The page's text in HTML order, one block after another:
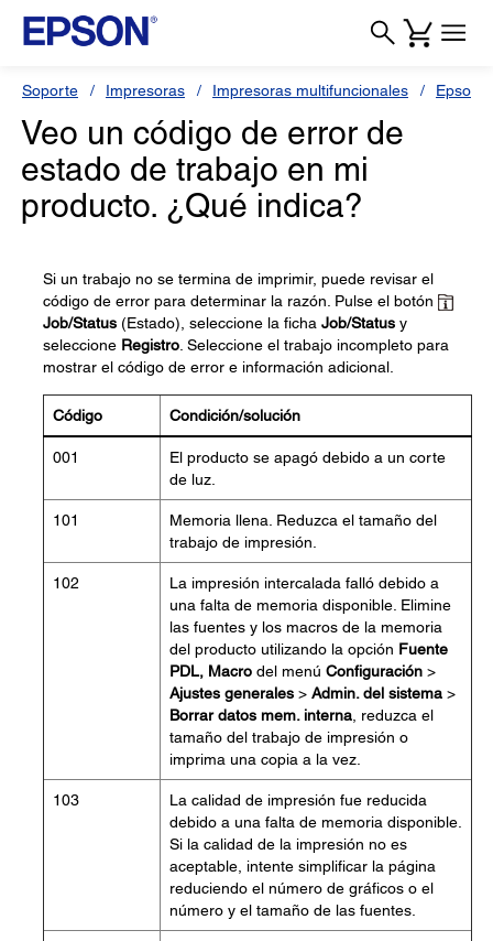
Soporte Impresoras Impresoras multifuncionales Epson
Veo un código de error de
estado de trabajo en mi
producto. ¿Qué indica?
Si un trabajo no se termina de imprimir, puede revisar el
código de error para determinar la razón. Pulse el botón
Job/Status (Estado), seleccione la ficha Job/Status y
seleccione Registro . Seleccione el trabajo incompleto para
mostrar el código de error e información adicional.
Código Condición/solución
001
El producto se apagó debido a un corte
de luz.
101
Memoria llena. Reduzca el tamaño del
trabajo de impresión.
102
La impresión intercalada falló debido a
una falta de memoria disponible. Elimine
las fuentes y los macros de la memoria
del producto utilizando la opción Fuente
PDL, Macro del menú Configuración >
Ajustes generales > Admin. del sistema >
Borrar datos mem. interna , reduzca el
tamaño del trabajo de impresión o
imprima una copia a la vez.
103
La calidad de impresión fue reducida
debido a una falta de memoria disponible.
Si la calidad de la impresión no es
aceptable, intente simplificar la página
reduciendo el número de gráficos o el
número y el tamaño de las fuentes.